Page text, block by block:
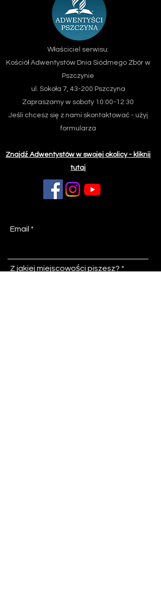
Właściciel serwisu:
Kościół Adwentystów Dnia Siódmego Zbór w
Pszczynie
ul. Sokoła 7, 43-200 Pszczyna
Zapraszamy w soboty 10:00-12:30
Jeśli chcesz się z nami skontaktować - użyj
formularza
Znajdź Adwentystów w swojej okolicy - kliknij
tutaj
Email
Z jakiej miejscowości piszesz?